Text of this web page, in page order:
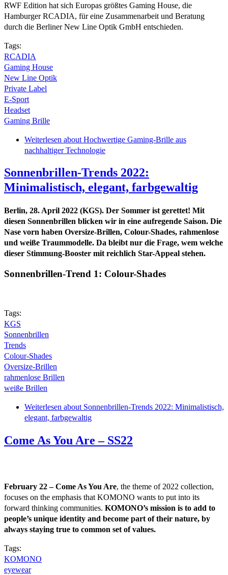
RWF Edition hat sich Europas größtes Gaming House, die
Hamburger RCADIA, für eine Zusammenarbeit und Beratung
durch die Berliner New Line Optik GmbH entschieden.
Tags:
RCADIA
Gaming House
New Line Optik
Private Label
E-Sport
Headset
Gaming Brille
Weiterlesen about Hochwertige Gaming-Brille aus
nachhaltiger Technologie
Sonnenbrillen-Trends 2022:
Minimalistisch, elegant, farbgewaltig
Berlin, 28. April 2022 (KGS). Der Sommer ist gerettet! Mit
diesen Sonnenbrillen blicken wir in eine aufregende Saison. Die
Nase vorn haben Oversize-Brillen, Colour-Shades, rahmenlose
und weiße Traummodelle. Da bleibt nur die Frage, wem welche
dieser Stimmung-Booster mit reichlich Star-Appeal stehen.
Sonnenbrillen-Trend 1: Colour-Shades
Tags:
KGS
Sonnenbrillen
Trends
Colour-Shades
Oversize-Brillen
rahmenlose Brillen
weiße Brillen
Weiterlesen about Sonnenbrillen-Trends 2022: Minimalistisch,
elegant, farbgewaltig
Come As You Are – SS22
February 22 – Come As You Are, the theme of 2022 collection,
focuses on the emphasis that KOMONO wants to put into its
forward thinking communities. KOMONO’s mission is to add to
people’s unique identity and become part of their nature, by
always staying true to common set of values.
Tags:
KOMONO
eyewear